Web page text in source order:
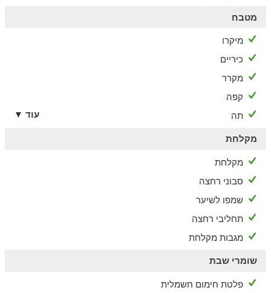
מטבח
מיקרו
כיריים
מקרר
קפה
תה
עוד ▼
מקלחת
מקלחת
סבוני רחצה
שמפו לשיער
תחליבי רחצה
מגבות מקלחת
שומרי שבת
פלטת חימום חשמלית